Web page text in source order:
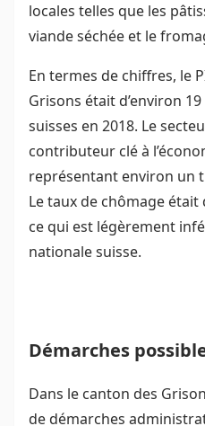
locales telles que les
viande séchée et le
En termes de chiffres, le
Grisons était d’environ
suisses en 2018. Le
contributeur clé à
représentant environ un
Le taux de chômage était
ce qui est légèrement
nationale suisse.
Démarches
Dans le canton des
de démarches